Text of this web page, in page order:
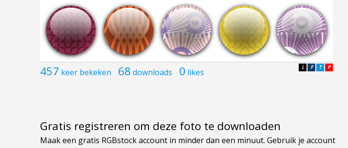
457 keer bekeken 68 downloads 0 likes P
T
F
L
Gratis registreren om deze foto te downloaden